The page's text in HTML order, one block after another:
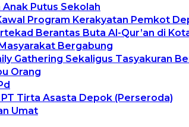
Putus Sekolah
Program Kerakyatan Pemkot
Berantas Buta Al-Qur’an di
Bergabung
Gathering Sekaligus Tasyakuran
Orang
Tirta Asasta Depok (Perseroda)
Umat